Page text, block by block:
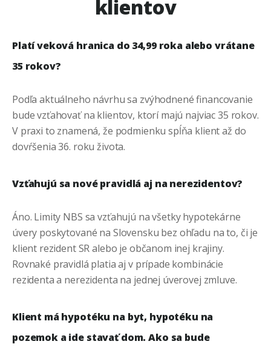
klientov
Platí veková hranica do 34,99 roka alebo vrátane
35 rokov?
Podľa aktuálneho návrhu sa zvýhodnené financovanie
bude vzťahovať na klientov, ktorí majú najviac 35 rokov.
V praxi to znamená, že podmienku spĺňa klient až do
dovŕšenia 36. roku života.
Vzťahujú sa nové pravidlá aj na nerezidentov?
Áno. Limity NBS sa vzťahujú na všetky hypotekárne
úvery poskytované na Slovensku bez ohľadu na to, či je
klient rezident SR alebo je občanom inej krajiny.
Rovnaké pravidlá platia aj v prípade kombinácie
rezidenta a nerezidenta na jednej úverovej zmluve.
Klient má hypotéku na byt, hypotéku na
pozemok a ide stavať dom. Ako sa bude